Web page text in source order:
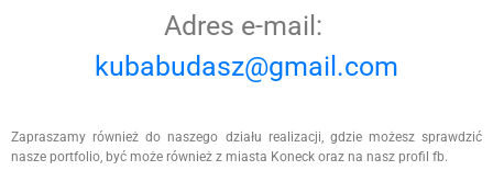
Adres e-mail:
kubabudasz@gmail.com
Zapraszamy również do naszego działu realizacji, gdzie możesz sprawdzić
nasze portfolio, być może również z miasta Koneck oraz na nasz profil fb.